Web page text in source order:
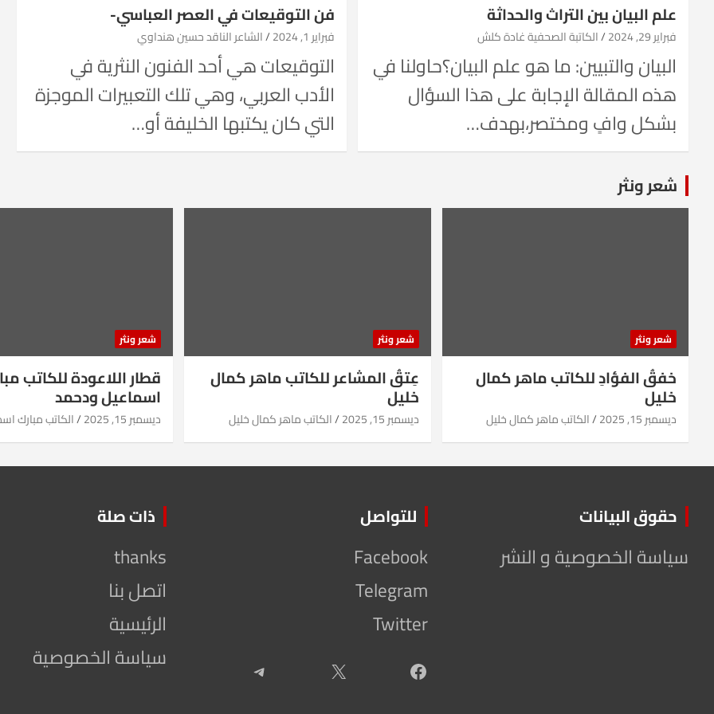
علم البيان بين التراث والحداثة
فبراير 29, 2024 الكاتبة الصحفية غادة كلش
البيان والتبيين: ما هو علم البيان؟حاولنا في
هذه المقالة الإجابة على هذا السؤال
بشكل وافٍ ومختصر،بهدف…
فن التوقيعات في العصر العباسي-
فبراير 1, 2024 الشاعر الناقد حسين هنداوي
التوقيعات هي أحد الفنون النثرية في
الأدب العربي، وهي تلك التعبيرات الموجزة
التي كان يكتبها الخليفة أو…
شعر ونثر
شعر ونثر
خفقُ الفؤادِ للكاتب ماهر كمال
خليل
ديسمبر 15, 2025 الكاتب ماهر كمال خليل
شعر ونثر
عِتقُ المشاعر للكاتب ماهر كمال
خليل
ديسمبر 15, 2025 الكاتب ماهر كمال خليل
شعر ونثر
قطار اللاعودة للكاتب
اسماعيل ودحمد
ديسمبر 15, 2025 الكاتب مبارك
حقوق البيانات
سياسة الخصوصية و النشر
للتواصل
Facebook
Telegram
Twitter
Facebook
X
Telegram
ذات صلة
thanks
اتصل بنا
الرئيسية
سياسة الخصوصية